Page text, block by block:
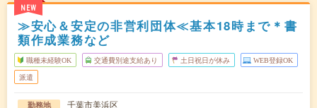
NEW
≫安心＆安定の非営利団体≪基本18時まで＊書
類作成業務など
職種未経験OK 交通費別途支給あり 土日祝日が休み WEB登録OK
派遣
勤務地
千葉市美浜区